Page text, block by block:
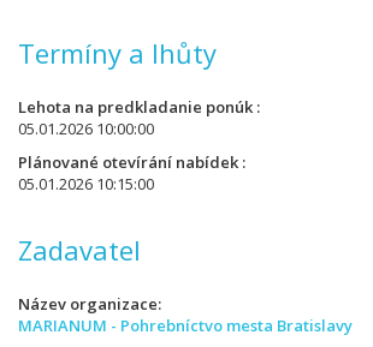
Termíny a lhůty
Lehota na predkladanie ponúk
05.01.2026 10:00:00
Plánované otevírání nabídek
05.01.2026 10:15:00
Zadavatel
Název organizace
MARIANUM - Pohrebníctvo mesta Bratislavy